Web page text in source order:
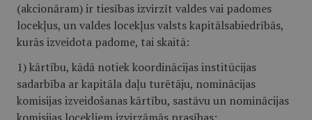
(akcionāram) ir tiesības izvirzīt valdes vai padomes
locekļus, un valdes locekļus valsts kapitālsabiedrībās,
kurās izveidota padome, tai skaitā:
1) kārtību, kādā notiek koordinācijas institūcijas
sadarbība ar kapitāla daļu turētāju, nominācijas
komisijas izveidošanas kārtību, sastāvu un nominācijas